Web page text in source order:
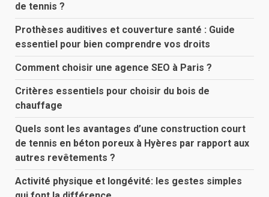
de tennis ?
Prothèses auditives et couverture santé : Guide
essentiel pour bien comprendre vos droits
Comment choisir une agence SEO à Paris ?
Critères essentiels pour choisir du bois de
chauffage
Quels sont les avantages d’une construction court
de tennis en béton poreux à Hyères par rapport aux
autres revêtements ?
Activité physique et longévité: les gestes simples